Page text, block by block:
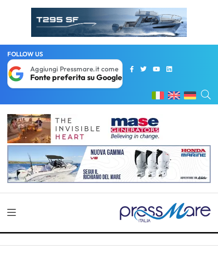
FOLLOW US
Aggiungi Pressmare.it come
Fonte preferita su Google